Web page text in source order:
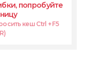
попробуйте
кеш Ctrl + F5